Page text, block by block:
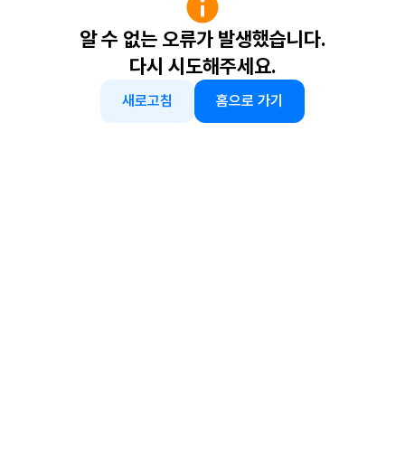
알 수 없는 오류가 발생했습니다.
다시 시도해주세요.
새로고침 홈으로 가기